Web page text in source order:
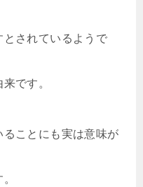
されているようで
です。
ることにも実は意味が